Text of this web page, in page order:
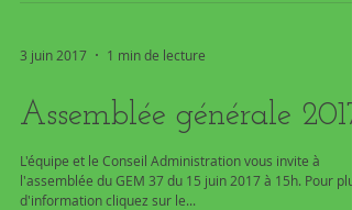
3 juin 2017 1 min de lecture
Assemblée générale 2017
L'équipe et le Conseil Administration vous invite à
l'assemblée du GEM 37 du 15 juin 2017 à 15h. Pour plus
d'information cliquez sur le...